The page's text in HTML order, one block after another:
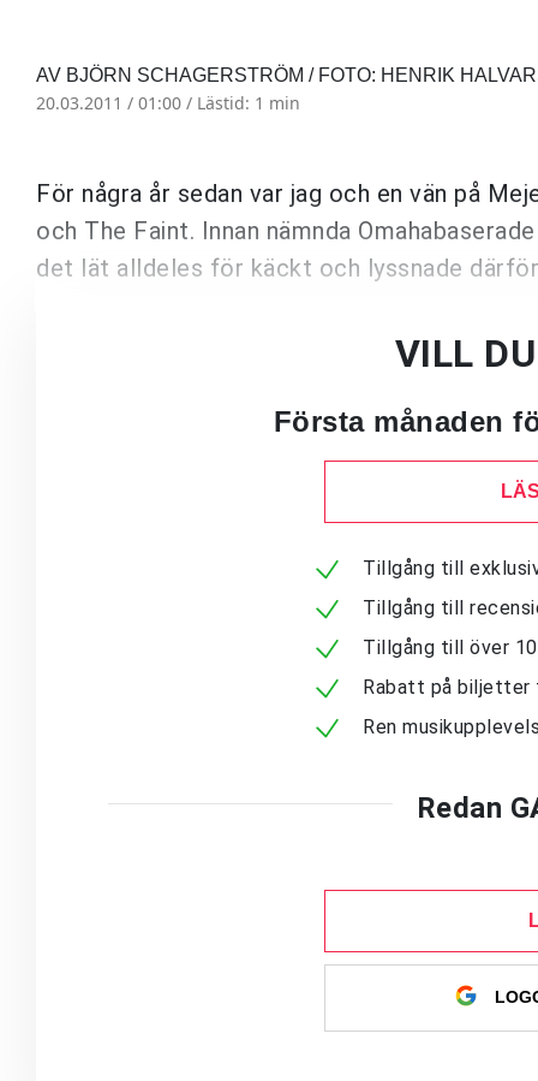
AV BJÖRN SCHAGERSTRÖM / FOTO: HENRIK
20.03.2011 / 01:00 / Lästid: 1 min
För några år sedan var jag och en vän på
och The Faint. Innan nämnda
det lät alldeles för käckt och lyssnade
VILL
Första månaden
Tillgång till
Tillgång till
Tillgång till över
Rabatt på
Ren
Redan